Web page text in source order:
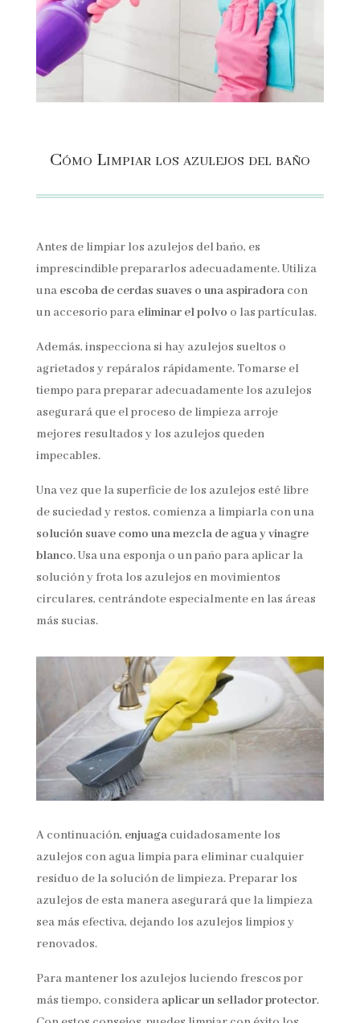
Cómo Limpiar los azulejos del baño
Antes de limpiar los azulejos del baño, es
imprescindible prepararlos adecuadamente. Utiliza
unaescoba de cerdas suaves o una aspiradoracon
un accesorio para eliminar el polvo o las partículas.
Además, inspecciona si hay azulejos sueltos o
agrietados y repáralos rápidamente. Tomarse el
tiempo para preparar adecuadamente los azulejos
asegurará que el proceso de limpieza arroje
mejores resultados y los azulejos queden
impecables.
Una vez que la superficie de los azulejos esté libre
de suciedad y restos, comienza a limpiarla con una
solución suave como una mezcla de agua y vinagre
blanco. Usa una esponja o un paño para aplicar la
solución y frota los azulejos en movimientos
circulares, centrándote especialmente en las áreas
más sucias.
A continuación, enjuagacuidadosamente los
azulejos con agua limpia para eliminar cualquier
residuo de la solución de limpieza. Preparar los
azulejos de esta manera asegurará que la limpieza
sea más efectiva, dejando los azulejos limpios y
renovados.
Para mantener los azulejos luciendo frescos por
más tiempo, considera aplicar un sellador protector.